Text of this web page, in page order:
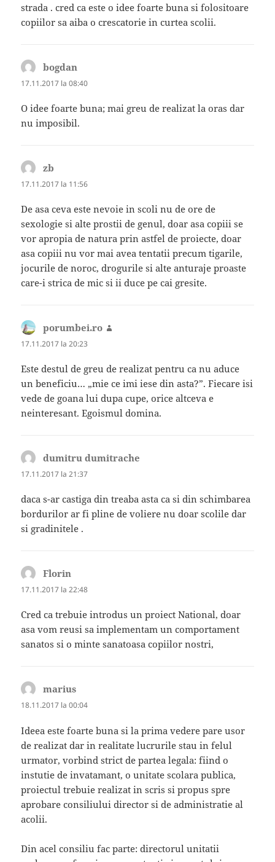
strada . cred ca este o idee foarte buna si folositoare
copiilor sa aiba o crescatorie in curtea scolii.
bogdan
17.11.2017 la 08:40
O idee foarte buna; mai greu de realizat la oras dar
nu imposibil.
zb
17.11.2017 la 11:56
De asa ceva este nevoie in scoli nu de ore de
sexologie si alte prostii de genul, doar asa copiii se
vor apropia de natura prin astfel de proiecte, doar
asa copiii nu vor mai avea tentatii precum tigarile,
jocurile de noroc, drogurile si alte anturaje proaste
care-i strica de mic si ii duce pe cai gresite.
porumbei.ro
17.11.2017 la 20:23
Este destul de greu de realizat pentru ca nu aduce
un beneficiu… „mie ce imi iese din asta?”. Fiecare isi
vede de goana lui dupa cupe, orice altceva e
neinteresant. Egoismul domina.
dumitru dumitrache
17.11.2017 la 21:37
daca s-ar castiga din treaba asta ca si din schimbarea
bordurilor ar fi pline de voliere nu doar scolile dar
si gradinitele .
Florin
17.11.2017 la 22:48
Cred ca trebuie introdus un proiect National, doar
asa vom reusi sa implementam un comportament
sanatos si o minte sanatoasa copiilor nostri,
marius
18.11.2017 la 00:04
Ideea este foarte buna si la prima vedere pare usor
de realizat dar in realitate lucrurile stau in felul
urmator, vorbind strict de partea legala: fiind o
instutie de invatamant, o unitate scolara publica,
proiectul trebuie realizat in scris si propus spre
aprobare consiliului director si de administratie al
acolii.
Din acel consiliu fac parte: directorul unitatii